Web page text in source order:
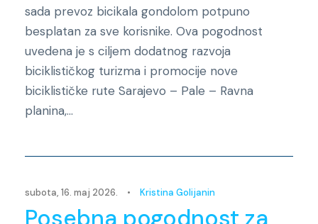
sada prevoz bicikala gondolom potpuno
besplatan za sve korisnike. Ova pogodnost
uvedena je s ciljem dodatnog razvoja
biciklističkog turizma i promocije nove
biciklističke rute Sarajevo – Pale – Ravna
planina,...
subota, 16. maj 2026. • Kristina Golijanin